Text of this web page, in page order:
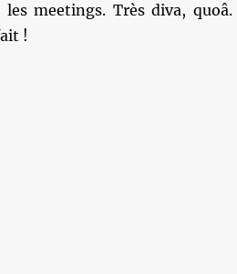
meetings. Très diva, quoâ.
!